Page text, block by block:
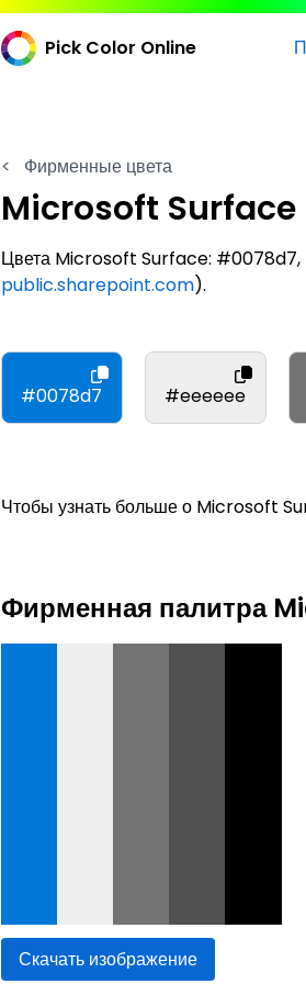
Pick Color Online
< Фирменные цвета
Microsoft Surface
Цвета Microsoft Surface:
public.sharepoint.com).
#0078d7 #eeeeee
Чтобы узнать больше о Microsoft
Фирменная палитра
Скачать изображение